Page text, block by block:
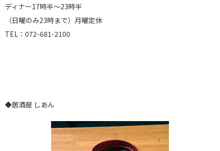
ディナー17時半～23時半
（日曜のみ23時まで）月曜定休
TEL：072-681-2100
◆居酒屋 しあん